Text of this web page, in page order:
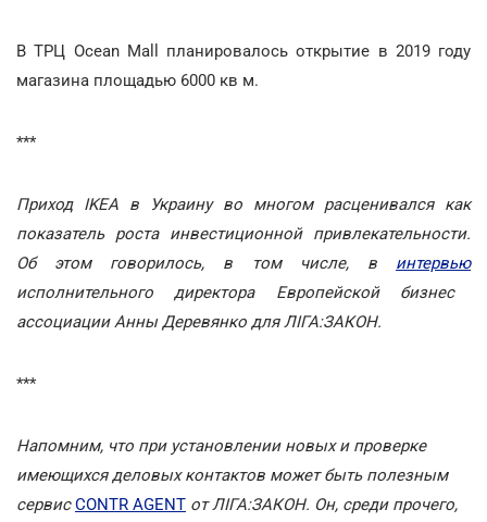
В ТРЦ Ocean Mall планировалось открытие в 2019 году
магазина площадью 6000 кв м.
***
Приход IKEA в Украину во многом расценивался как
показатель роста инвестиционной привлекательности.
Об этом говорилось, в том числе, в интервью
исполнительного директора Европейской бизнес
ассоциации Анны Деревянко для ЛІГА:ЗАКОН.
***
Напомним, что при установлении новых и проверке
имеющихся деловых контактов может быть полезным
сервис CONTR AGENT от ЛІГА:ЗАКОН. Он, среди прочего,